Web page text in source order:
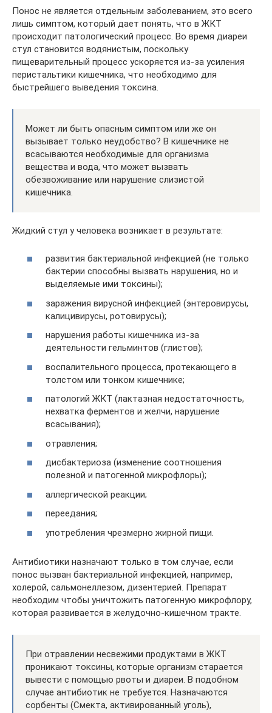
Понос не является отдельным заболеванием, это всего
лишь симптом, который дает понять, что в ЖКТ
происходит патологический процесс. Во время диареи
стул становится водянистым, поскольку
пищеварительный процесс ускоряется из-за усиления
перистальтики кишечника, что необходимо для
быстрейшего выведения токсина.
Может ли быть опасным симптом или же он
вызывает только неудобство? В кишечнике не
всасываются необходимые для организма
вещества и вода, что может вызвать
обезвоживание или нарушение слизистой
кишечника.
Жидкий стул у человека возникает в результате:
развития бактериальной инфекцией (не только
бактерии способны вызвать нарушения, но и
выделяемые ими токсины);
заражения вирусной инфекцией (энтеровирусы,
калицивирусы, ротовирусы);
нарушения работы кишечника из-за
деятельности гельминтов (глистов);
воспалительного процесса, протекающего в
толстом или тонком кишечнике;
патологий ЖКТ (лактазная недостаточность,
нехватка ферментов и желчи, нарушение
всасывания);
отравления;
дисбактериоза (изменение соотношения
полезной и патогенной микрофлоры);
аллергической реакции;
переедания;
употребления чрезмерно жирной пищи.
Антибиотики назначают только в том случае, если
понос вызван бактериальной инфекцией, например,
холерой, сальмонеллезом, дизентерией. Препарат
необходим чтобы уничтожить патогенную микрофлору,
которая развивается в желудочно-кишечном тракте.
При отравлении несвежими продуктами в ЖКТ
проникают токсины, которые организм старается
вывести с помощью рвоты и диареи. В подобном
случае антибиотик не требуется. Назначаются
сорбенты (Смекта, активированный уголь),